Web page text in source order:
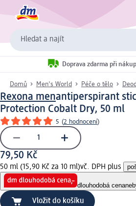
Hledat a najít
Doprava zdarma při
Domů Men's World Péče o tělo
Rexona menantiperspirant
Protection Cobalt Dry, 50 ml
5 (2 hodnocení)
79,50 Kč
50 ml (15,90 Kč za 10 ml)vč. DPH plus
dlouhodobá cena
Vložit do košíku